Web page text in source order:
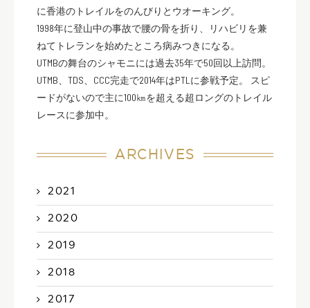
に香港のトレイルをのんびりとウオーキング。
1998年に登山中の事故で腰の骨を折り、リハビリを兼
ねてトレランを始めたところ病みつきになる。
UTMBの舞台のシャモニには過去35年で50回以上訪問。
UTMB、TDS、CCC完走で2014年はPTLに参戦予定。 スピ
ードがないので主に100㎞を超える超ロングのトレイル
レースに参加中。
ARCHIVES
2021
2020
2019
2018
2017